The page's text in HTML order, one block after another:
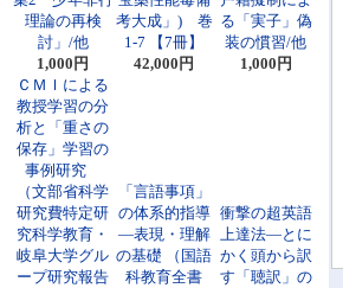
理論の再検
討」/他
1,000円
考大成」) 巻
1-7 【7冊】
42,000円
る「実子」偽
装の慣習/他
1,000円
ＣＭＩによる
教授学習の分
析と「重さの
保存」学習の
事例研究
（文部省科学
研究費特定研
究科学教育・
岐阜大学グル
ープ研究報告
「言語事項」
の体系的指導
―表現・理解
の基礎 （国語
科教育全書
衝撃の超英語
上達法―とに
かく頭から訳
す「聴訳」の